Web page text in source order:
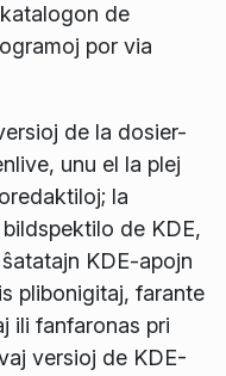
de
por via
de la dosier-
unu el la plej
la
de KDE,
KDE-apojn
plibonigitaj, farante
ili fanfaronas pri
versioj de KDE-